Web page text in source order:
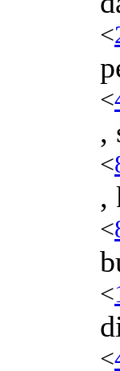
<
<
,
<
,
<
<
<